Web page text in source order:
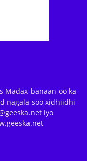
Madax-banaan oo ka
nagala soo xidhiidhi
iyo